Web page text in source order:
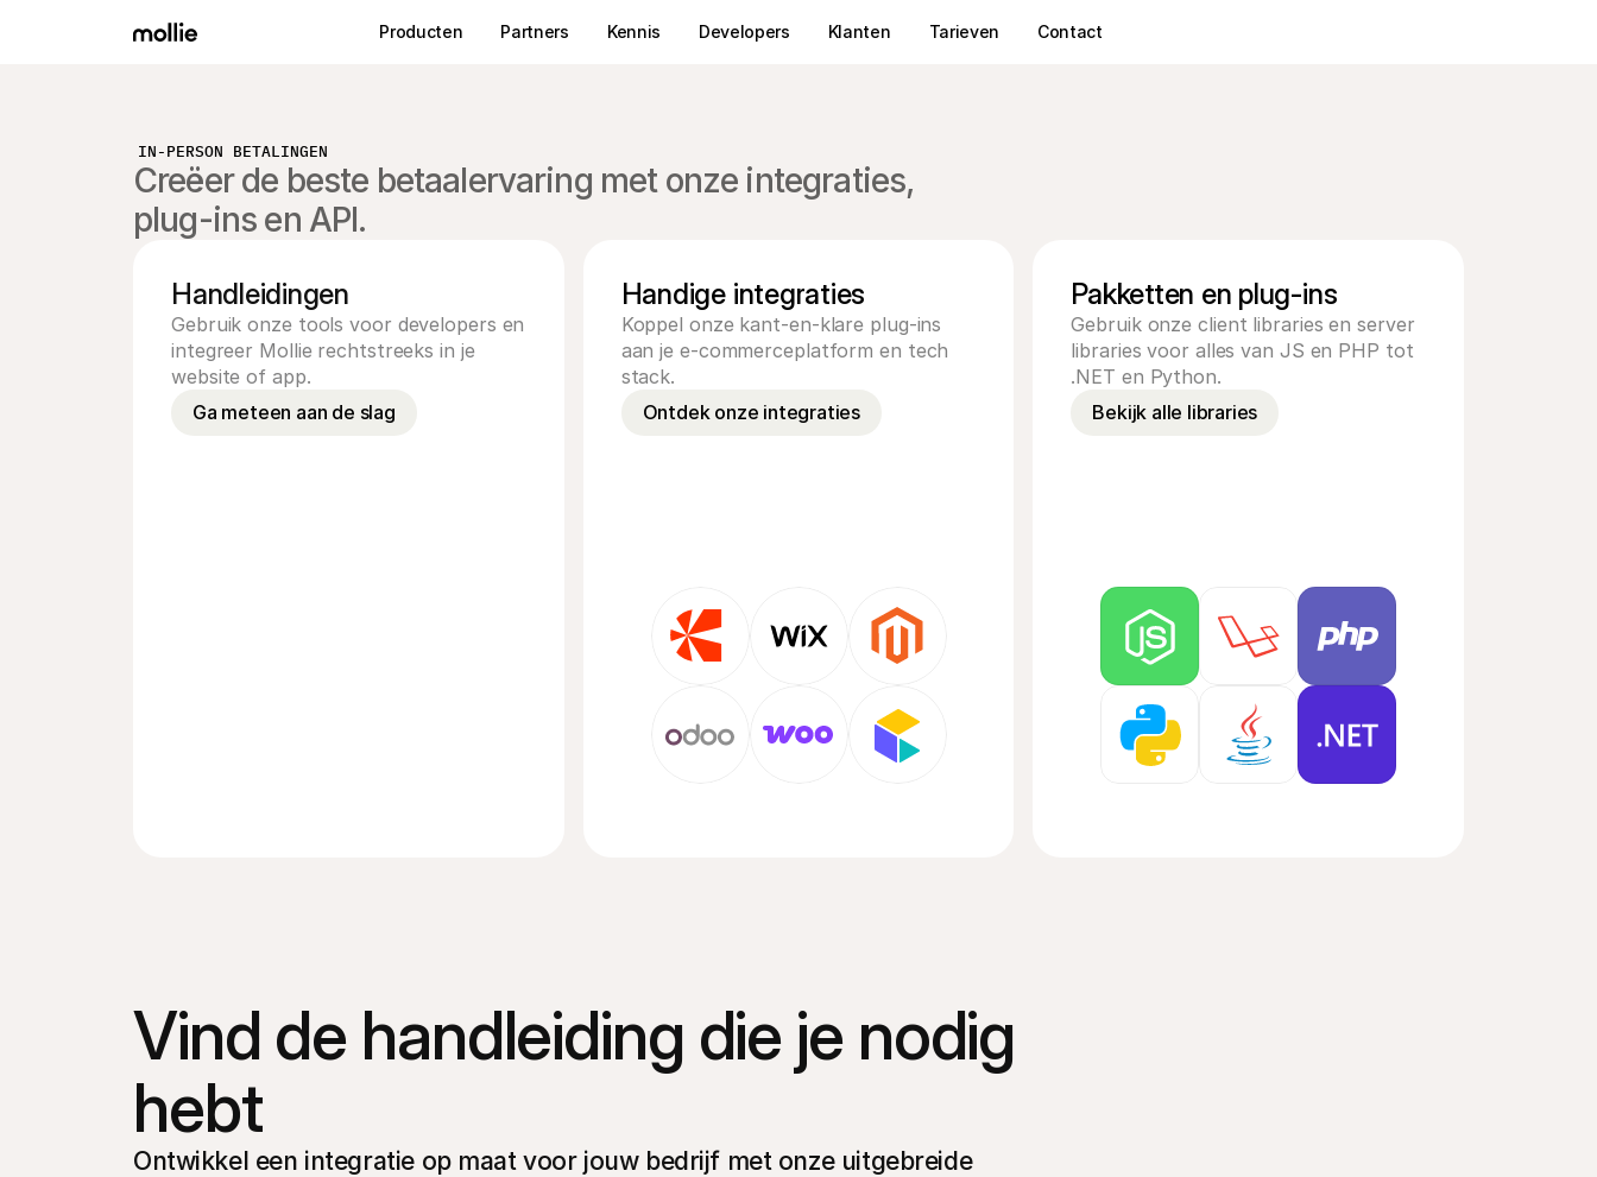
IN-PERSON BETALINGEN
Creëer de beste betaalervaring met onze integraties,
plug-ins en API.
Handleidingen
Gebruik onze tools voor developers en
integreer Mollie rechtstreeks in je
website of app.
Ga meteen aan de slag
Handige integraties
Koppel onze kant-en-klare plug-ins
aan je e-commerceplatform en tech
stack.
Ontdek onze integraties
Pakketten en plug-ins
Gebruik onze client libraries en server
libraries voor alles van JS en PHP tot
.NET en Python.
Bekijk alle libraries
Vind de handleiding die je nodig
hebt
Ontwikkel een integratie op maat voor jouw bedrijf met onze uitgebreide
Producten Partners Kennis Developers Klanten Tarieven Contact